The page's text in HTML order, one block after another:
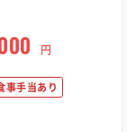
円
事手当あり